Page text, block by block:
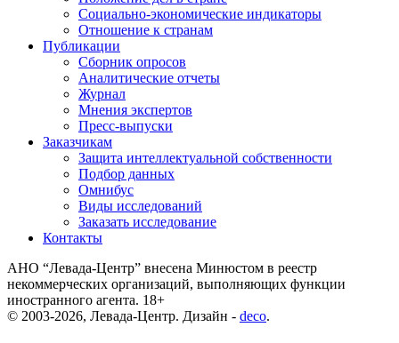
Социально-экономические индикаторы
Отношение к странам
Публикации
Сборник опросов
Аналитические отчеты
Журнал
Мнения экспертов
Пресс-выпуски
Заказчикам
Защита интеллектуальной собственности
Подбор данных
Омнибус
Виды исследований
Заказать исследование
Контакты
АНО “Левада-Центр” внесена Минюстом в реестр
некоммерческих организаций, выполняющих функции
иностранного агента. 18+
© 2003-2026, Левада-Центр. Дизайн - deco.